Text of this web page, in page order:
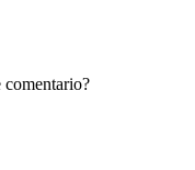
comentario?